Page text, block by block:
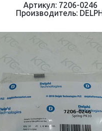
Артикул: 7206-0246
Производитель: